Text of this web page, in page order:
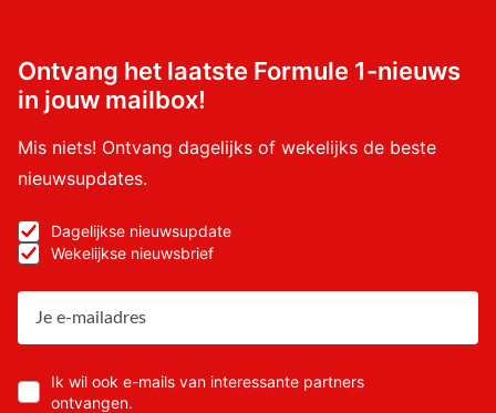
Ontvang het laatste Formule 1-nieuws
in jouw mailbox!
Mis niets! Ontvang dagelijks of wekelijks de beste
nieuwsupdates.
Dagelijkse nieuwsupdate
Wekelijkse nieuwsbrief
Ik wil ook e-mails van interessante partners
ontvangen.